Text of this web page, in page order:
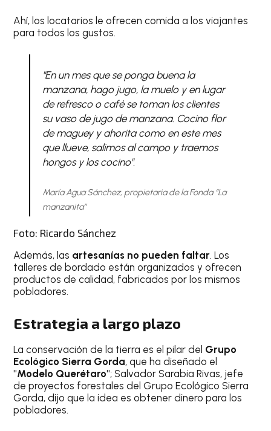
Ahí, los locatarios le ofrecen comida a los viajantes
para todos los gustos.
"En un mes que se ponga buena la
manzana, hago jugo, la muelo y en lugar
de refresco o café se toman los clientes
su vaso de jugo de manzana. Cocino flor
de maguey y ahorita como en este mes
que llueve, salimos al campo y traemos
hongos y los cocino".
María Agua Sánchez, propietaria de la Fonda “La
manzanita”
Foto: Ricardo Sánchez
Además, las artesanías no pueden faltar. Los
talleres de bordado están organizados y ofrecen
productos de calidad, fabricados por los mismos
pobladores.
Estrategia a largo plazo
La conservación de la tierra es el pilar del Grupo
Ecológico Sierra Gorda, que ha diseñado el
"Modelo Querétaro"; Salvador Sarabia Rivas, jefe
de proyectos forestales del Grupo Ecológico Sierra
Gorda, dijo que la idea es obtener dinero para los
pobladores.